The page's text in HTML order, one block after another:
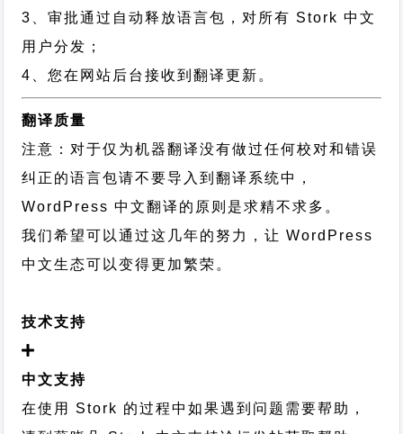
3、审批通过自动释放语言包，对所有 Stork 中文
用户分发；
4、您在网站后台接收到翻译更新。
翻译质量
注意：对于仅为机器翻译没有做过任何校对和错误
纠正的语言包请不要导入到翻译系统中，
WordPress 中文翻译的原则 是求精不求多。
我们希望可以通过这几年的努力，让 WordPress
中文生态可以变得更加繁荣。
技术支持
中文支持
在使用 Stork 的过程中如果遇到问题需要帮助，